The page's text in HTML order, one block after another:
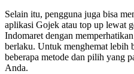
Selain itu, pengguna juga bisa
aplikasi Gojek atau top up lewat
Indomaret dengan
berlaku. Untuk menghemat lebih
beberapa metode dan pilih yang
Anda.